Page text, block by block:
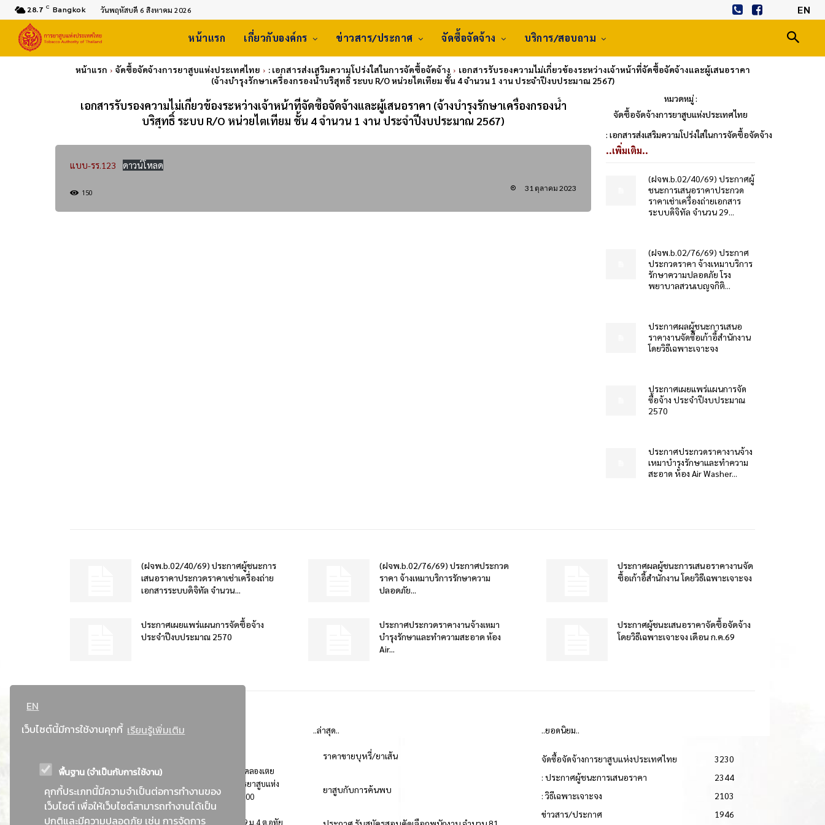
EN
เว็บไซต์นี้มีการใช้งานคุกกี้ เรียนรู้เพิ่มเติม
พื้นฐาน (จำเป็นกับการใช้งาน)
คุกกี้ประเภทนี้มีความจำเป็นต่อการทำงานของ
เว็บไซต์ เพื่อให้เว็บไซต์สามารถทำงานได้เป็น
ปกติและมีความปลอดภัย เช่น การจัดการ
28.7 C Bangkok วันพฤหัสบดี 6 สิงหาคม 2026 EN
หน้าแรก เกี่ยวกับองค์กร ข่าวสาร/ประกาศ จัดซื้อจัดจ้าง บริการ/สอบถาม
หน้าแรก จัดซื้อจัดจ้างการยาสูบแห่งประเทศไทย : เอกสารส่งเสริมความโปร่งใสในการจัดซื้อจัดจ้าง
เอกสารรับรองความไม่เกี่ยวข้องระหว่างเจ้าหน้าที่จัดซื้อจัดจ้างและผู้เสนอราคา
(จ้างบำรุงรักษาเครื่องกรองน้ำบริสุทธิ์ ระบบ R/O หน่วยไตเทียม ชั้น 4 จำนวน 1 งาน ประจำปีงบประมาณ 2567)
เอกสารรับรองความไม่เกี่ยวข้องระหว่างเจ้าหน้าที่จัดซื้อจัดจ้างและผู้เสนอราคา (จ้างบำรุงรักษาเครื่องกรองน้ำ
บริสุทธิ์ ระบบ R/O หน่วยไตเทียม ชั้น 4 จำนวน 1 งาน ประจำปีงบประมาณ 2567)
หมวดหมู่ :
จัดซื้อจัดจ้างการยาสูบแห่งประเทศไทย
: เอกสารส่งเสริมความโปร่งใสในการจัดซื้อจัดจ้าง
แบบ-รร.123 ดาวน์โหลด
150 31 ตุลาคม 2023
..เพิ่มเติม..
(ฝจพ.b.02/40/69) ประกาศผู้
ชนะการเสนอราคาประกวด
ราคาเช่าเครื่องถ่ายเอกสาร
ระบบดิจิทัล จำนวน 29...
(ฝจพ.b.02/76/69) ประกาศ
ประกวดราคา จ้างเหมาบริการ
รักษาความปลอดภัย โรง
พยาบาลสวนเบญจกิติ...
ประกาศผลผู้ชนะการเสนอ
ราคางานจัดซื้อเก้าอี้สำนักงาน
โดยวิธีเฉพาะเจาะจง
ประกาศเผยแพร่แผนการจัด
ซื้อจ้าง ประจำปีงบประมาณ
2570
ประกาศประกวดราคางานจ้าง
เหมาบำรุงรักษาและทำความ
สะอาด ห้อง Air Washer...
(ฝจพ.b.02/40/69) ประกาศผู้ชนะการ
เสนอราคาประกวดราคาเช่าเครื่องถ่าย
เอกสารระบบดิจิทัล จำนวน...
(ฝจพ.b.02/76/69) ประกาศประกวด
ราคา จ้างเหมาบริการรักษาความ
ปลอดภัย...
ประกาศผลผู้ชนะการเสนอราคางานจัด
ซื้อเก้าอี้สำนักงาน โดยวิธีเฉพาะเจาะจง
ประกาศเผยแพร่แผนการจัดซื้อจ้าง
ประจำปีงบประมาณ 2570
ประกาศประกวดราคางานจ้างเหมา
บำรุงรักษาและทำความสะอาด ห้อง
Air...
ประกาศผู้ชนะเสนอราคาจัดซื้อจัดจ้าง
โดยวิธีเฉพาะเจาะจง เดือน ก.ค.69
ที่อยู่ : 184 ถนนพระรามที่ 4 แขวงคลองเตย เขตคลองเตย
กรุงเทพมหานคร 10110 ติดต่อประชาสัมพันธ์ การยาสูบแห่ง
ประเทศไทย Call center โทร. 0-2229-1000
การยาสูบแห่งประเทศไทย พระนครศรีอยุธยา : 999 ม.4 ต.อุทัย
..ล่าสุด..
ราคาขายบุหรี่/ยาเส้น
ยาสูบกับการค้นพบ
..ยอดนิยม..
จัดซื้อจัดจ้างการยาสูบแห่งประเทศไทย
3230
: ประกาศผู้ชนะการเสนอราคา
2344
: วิธีเฉพาะเจาะจง
2103
ข่าวสาร/ประกาศ
1946